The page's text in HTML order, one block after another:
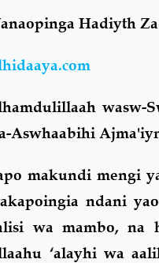
Hadiyth
wasw-
Aswhaabihi
makundi mengi
ndani
wa mambo, na
‘alayhi wa